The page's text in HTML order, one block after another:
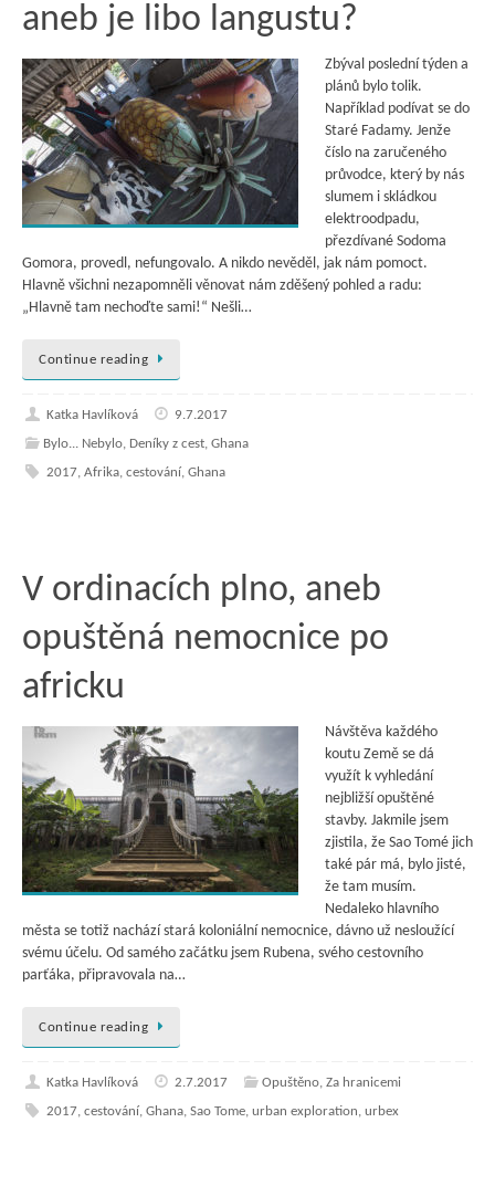
aneb je libo langustu?
Zbýval poslední týden a
plánů bylo tolik.
Například podívat se do
Staré Fadamy. Jenže
číslo na zaručeného
průvodce, který by nás
slumem i skládkou
elektroodpadu,
přezdívané Sodoma
Gomora, provedl, nefungovalo. A nikdo nevěděl, jak nám pomoct.
Hlavně všichni nezapomněli věnovat nám zděšený pohled a radu:
„Hlavně tam nechoďte sami!“ Nešli…
Continue reading
Katka Havlíková
9.7.2017
Bylo... Nebylo, Deníky z cest, Ghana
2017, Afrika, cestování, Ghana
V ordinacích plno, aneb
opuštěná nemocnice po
africku
Návštěva každého
koutu Země se dá
využít k vyhledání
nejbližší opuštěné
stavby. Jakmile jsem
zjistila, že Sao Tomé jich
také pár má, bylo jisté,
že tam musím.
Nedaleko hlavního
města se totiž nachází stará koloniální nemocnice, dávno už nesloužící
svému účelu. Od samého začátku jsem Rubena, svého cestovního
parťáka, připravovala na…
Continue reading
Katka Havlíková 2.7.2017 Opuštěno, Za hranicemi
2017, cestování, Ghana, Sao Tome, urban exploration, urbex